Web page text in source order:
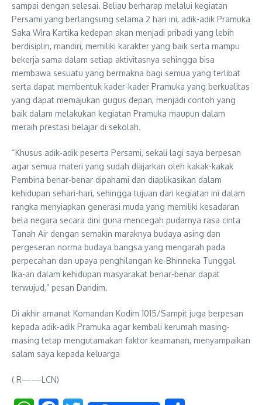
sampai dengan selesai. Beliau berharap melalui kegiatan
Persami yang berlangsung selama 2 hari ini, adik-adik Pramuka
Saka Wira Kartika kedepan akan menjadi pribadi yang lebih
berdisiplin, mandiri, memiliki karakter yang baik serta mampu
bekerja sama dalam setiap aktivitasnya sehingga bisa
membawa sesuatu yang bermakna bagi semua yang terlibat
serta dapat membentuk kader-kader Pramuka yang berkualitas
yang dapat memajukan gugus depan, menjadi contoh yang
baik dalam melakukan kegiatan Pramuka maupun dalam
meraih prestasi belajar di sekolah.
“Khusus adik-adik peserta Persami, sekali lagi saya berpesan
agar semua materi yang sudah diajarkan oleh kakak-kakak
Pembina benar-benar dipahami dan diaplikasikan dalam
kehidupan sehari-hari, sehingga tujuan dari kegiatan ini dalam
rangka menyiapkan generasi muda yang memiliki kesadaran
bela negara secara dini guna mencegah pudarnya rasa cinta
Tanah Air dengan semakin maraknya budaya asing dan
pergeseran norma budaya bangsa yang mengarah pada
perpecahan dan upaya penghilangan ke-Bhinneka Tunggal
Ika-an dalam kehidupan masyarakat benar-benar dapat
terwujud,” pesan Dandim.
Di akhir amanat Komandan Kodim 1015/Sampit juga berpesan
kepada adik-adik Pramuka agar kembali kerumah masing-
masing tetap mengutamakan faktor keamanan, menyampaikan
salam saya kepada keluarga
( R——LCN)